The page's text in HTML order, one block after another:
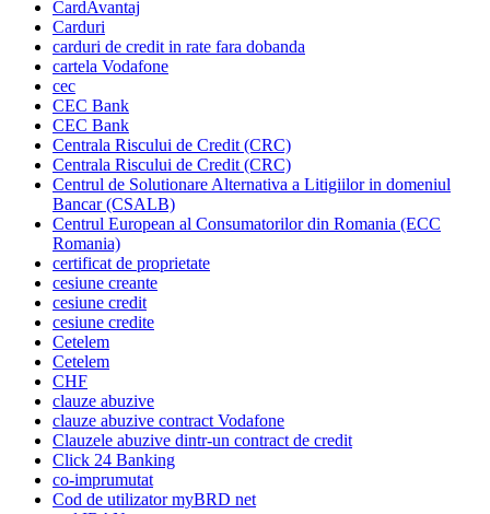
CardAvantaj
Carduri
carduri de credit in rate fara dobanda
cartela Vodafone
cec
CEC Bank
CEC Bank
Centrala Riscului de Credit (CRC)
Centrala Riscului de Credit (CRC)
Centrul de Solutionare Alternativa a Litigiilor in domeniul
Bancar (CSALB)
Centrul European al Consumatorilor din Romania (ECC
Romania)
certificat de proprietate
cesiune creante
cesiune credit
cesiune credite
Cetelem
Cetelem
CHF
clauze abuzive
clauze abuzive contract Vodafone
Clauzele abuzive dintr-un contract de credit
Click 24 Banking
co-imprumutat
Cod de utilizator myBRD net